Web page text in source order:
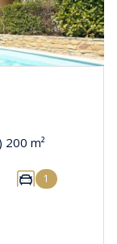
Maison 7 pièce(s) 5 chambre(s) 200 m²
1